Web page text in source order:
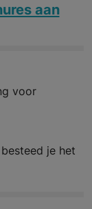
aan
voor
je het